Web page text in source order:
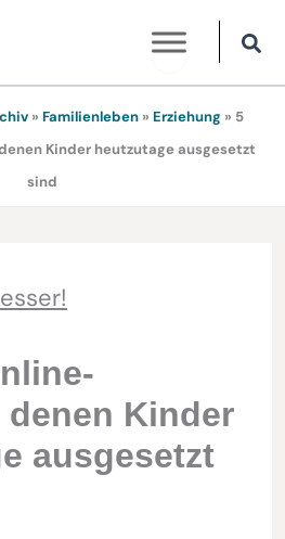
» Familienleben » Erziehung » 5
Kinder heutzutage ausgesetzt
sind
denen Kinder
ausgesetzt